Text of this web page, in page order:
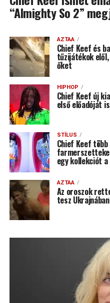
“Almighty So 2”
AZTAA
Chief Keef és
tűzijátékok
őket
HIPHOP
Chief Keef új
első előadóját
STÍLUS
Chief Keef
egy kollekciót
AZTAA
Az oroszok
tesz Ukrajnában